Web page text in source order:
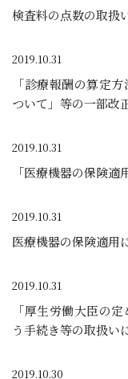
検査料の点数の取扱
2019.10.31
「診療報酬の算定
ついて」等の一部改
2019.10.31
「医療機器の保険
2019.10.31
医療機器の保険適用
2019.10.31
「厚生労働大臣の
う手続き等の取扱い
2019.10.30